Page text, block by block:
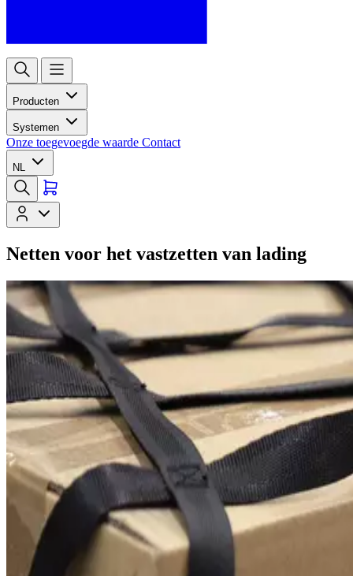
Producten
Systemen
Onze toegevoegde waarde Contact
NL
Netten voor het vastzetten van lading